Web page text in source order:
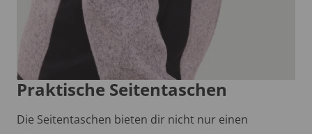
Praktische Seitentaschen
Die Seitentaschen bieten dir nicht nur einen